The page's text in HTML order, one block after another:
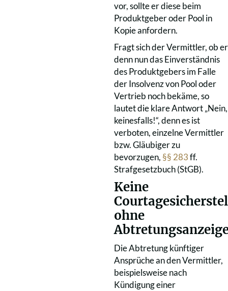
vor, sollte er diese beim
Produktgeber oder Pool in
Kopie anfordern.
Fragt sich der Vermittler, ob er
denn nun das Einverständnis
des Produktgebers im Falle
der Insolvenz von Pool oder
Vertrieb noch bekäme, so
lautet die klare Antwort „Nein,
keinesfalls!“, denn es ist
verboten, einzelne Vermittler
bzw. Gläubiger zu
bevorzugen, §§ 283ff.
Strafgesetzbuch (StGB).
Keine
ohne
Die Abtretung künftiger
Ansprüche an den Vermittler,
beispielsweise nach
Kündigung einer